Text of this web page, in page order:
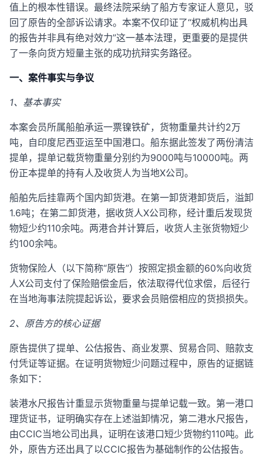
值上的根本性错误。最终法院采纳了船方专家证人意见，驳
回了原告的全部诉讼请求。本案不仅印证了“权威机构出具
的报告并非具有绝对效力”这一基本法理，更重要的是提供
了一条向货方短量主张的成功抗辩实务路径。
一、案件事实与争议
1、基本事实
本案会员所属船舶承运一票镍铁矿，货物重量共计约2万
吨，自印度尼西亚运至中国港口。船东据此签发了两份清洁
提单，提单记载货物重量分别约为9000吨与10000吨。两
份正本提单的持有人及收货人为当地X公司。
船舶先后挂靠两个国内卸货港。在第一卸货港卸货后，溢卸
1.6吨；在第二卸货港，据收货人X公司称，经计重后发现货
物短少约110余吨。两港合并计算后，收货人主张货物短少
约100余吨。
货物保险人（以下简称“原告”）按照定损金额的60%向收货
人X公司支付了保险赔偿金后，依法取得代位求偿，后径行
在当地海事法院提起诉讼，要求会员赔偿相应的货损损失。
2、原告方的核心证据
原告提供了提单、公估报告、商业发票、贸易合同、赔款支
付凭证等证据。在证明货物短少问题过程中，原告的证据链
条如下：
装港水尺报告计重显示货物重量与提单记载一致。第一港口
理货证书，证明确实存在上述溢卸情况，第二港水尺报告，
由CCIC当地公司出具，证明在该港口短少货物约110吨。此
外，原告方还出具了以CCIC报告为基础制作的公估报告。